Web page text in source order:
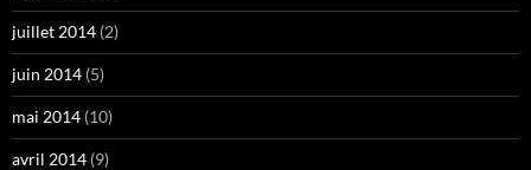
juillet 2014 (2)
juin 2014 (5)
mai 2014 (10)
avril 2014 (9)